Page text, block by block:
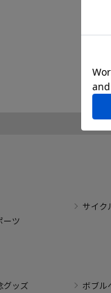
サイク
ーツ
グッズ ボブル